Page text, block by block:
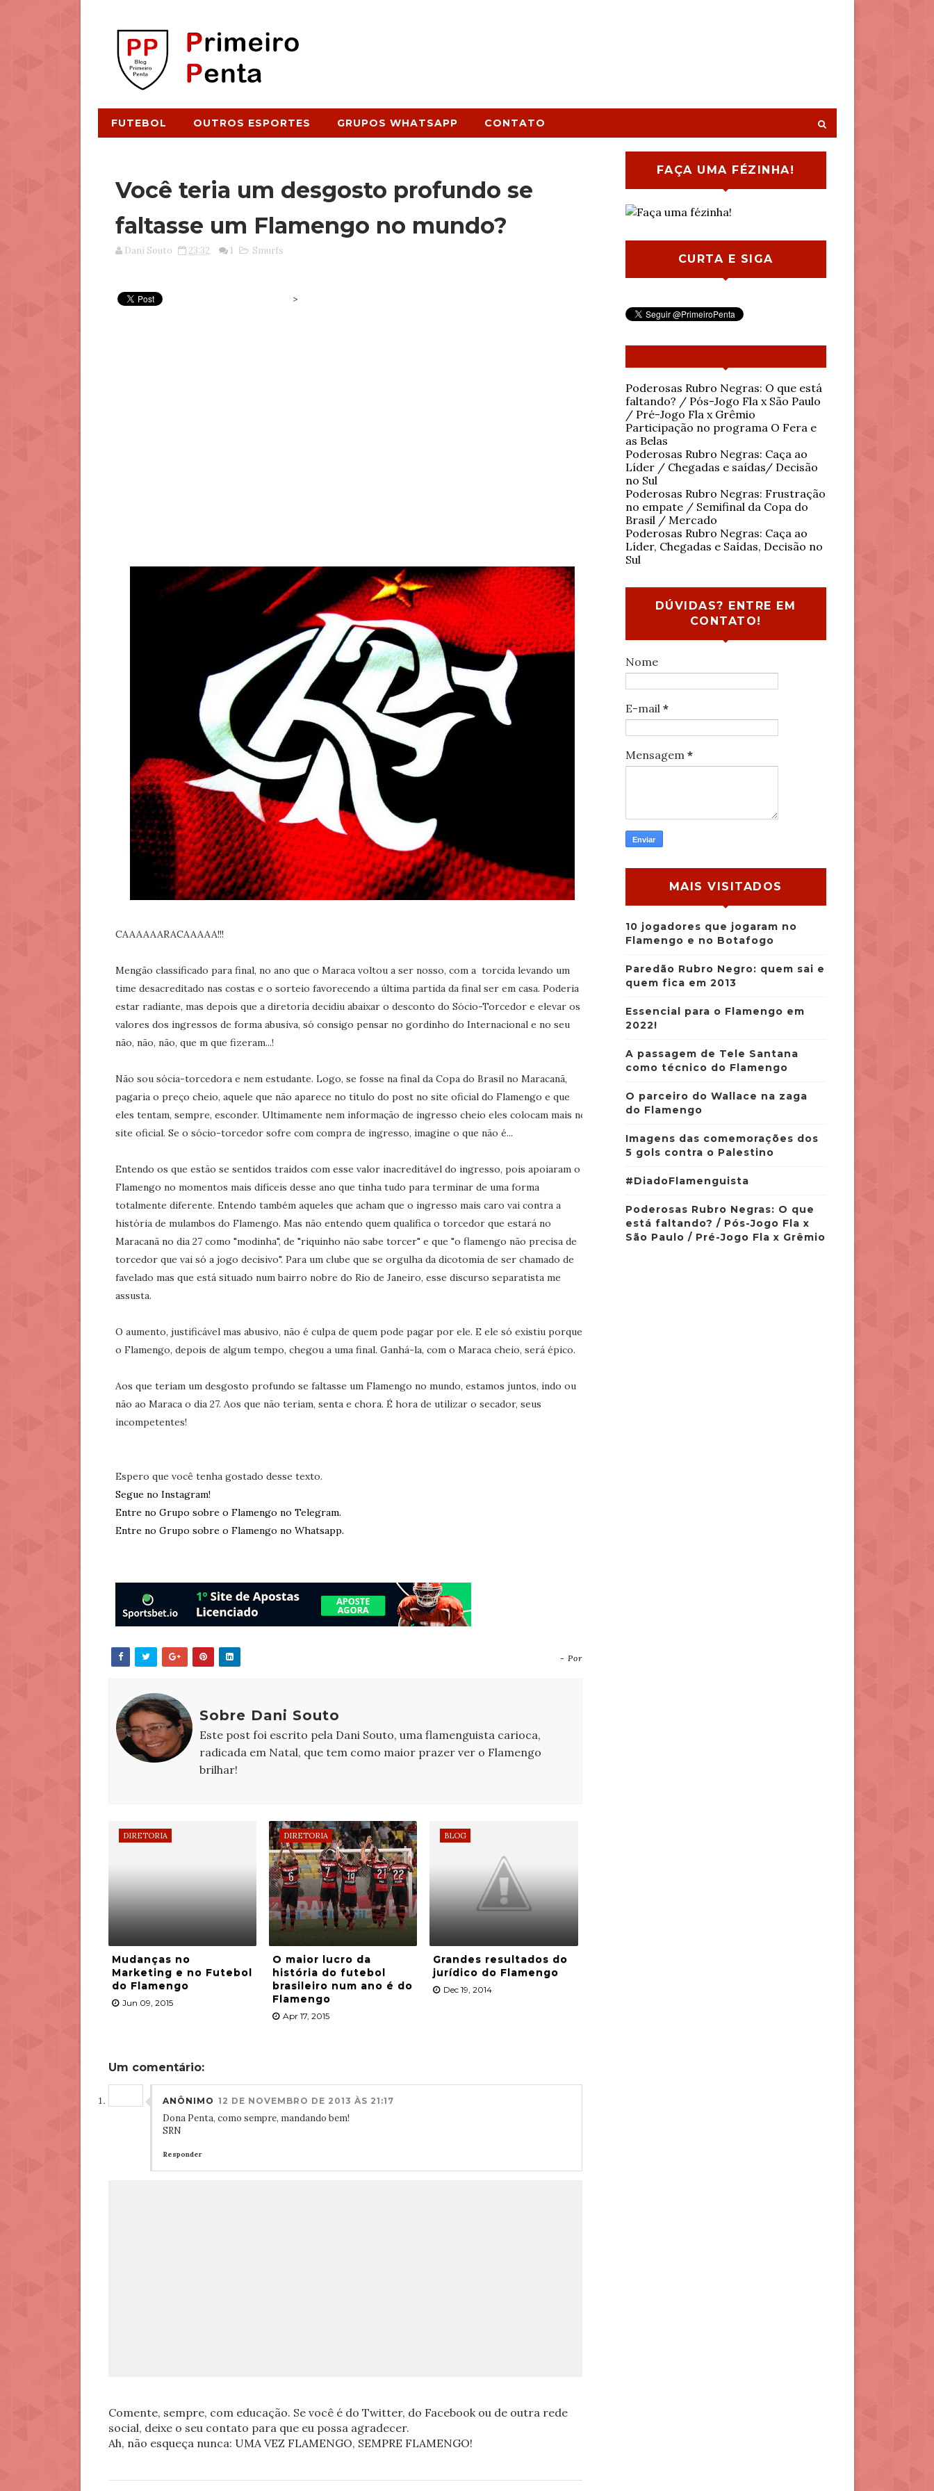
FUTEBOL OUTROS ESPORTES GRUPOS WHATSAPP CONTATO
Você teria um desgosto profundo se
faltasse um Flamengo no mundo?
Dani Souto 23:32 1 Smurfs
>
CAAAAAARACAAAAA!!!
Mengão classificado para final, no ano que o Maraca voltou a ser nosso, com a torcida levando um
time desacreditado nas costas e o sorteio favorecendo a última partida da final ser em casa. Poderia
estar radiante, mas depois que a diretoria decidiu abaixar o desconto do Sócio-Torcedor e elevar os
valores dos ingressos de forma abusiva, só consigo pensar no gordinho do Internacional e no seu
não, não, não, que m que fizeram...!
Não sou sócia-torcedora e nem estudante. Logo, se fosse na final da Copa do Brasil no Maracanã,
pagaria o preço cheio, aquele que não aparece no título do post no site oficial do Flamengo e que
eles tentam, sempre, esconder. Ultimamente nem informação de ingresso cheio eles colocam mais no
site oficial. Se o sócio-torcedor sofre com compra de ingresso, imagine o que não é...
Entendo os que estão se sentidos traídos com esse valor inacreditável do ingresso, pois apoiaram o
Flamengo no momentos mais difíceis desse ano que tinha tudo para terminar de uma forma
totalmente diferente. Entendo também aqueles que acham que o ingresso mais caro vai contra a
história de mulambos do Flamengo. Mas não entendo quem qualifica o torcedor que estará no
Maracanã no dia 27 como "modinha", de "riquinho não sabe torcer" e que "o flamengo não precisa de
torcedor que vai só a jogo decisivo". Para um clube que se orgulha da dicotomia de ser chamado de
favelado mas que está situado num bairro nobre do Rio de Janeiro, esse discurso separatista me
assusta.
O aumento, justificável mas abusivo, não é culpa de quem pode pagar por ele. E ele só existiu porque
o Flamengo, depois de algum tempo, chegou a uma final. Ganhá-la, com o Maraca cheio, será épico.
Aos que teriam um desgosto profundo se faltasse um Flamengo no mundo, estamos juntos, indo ou
não ao Maraca o dia 27. Aos que não teriam, senta e chora. É hora de utilizar o secador, seus
incompetentes!
Espero que você tenha gostado desse texto.
Segue no Instagram!
Entre no Grupo sobre o Flamengo no Telegram.
Entre no Grupo sobre o Flamengo no Whatsapp.
- Por
Sobre Dani Souto
Este post foi escrito pela Dani Souto, uma flamenguista carioca,
radicada em Natal, que tem como maior prazer ver o Flamengo
brilhar!
DIRETORIA
Mudanças no
Marketing e no Futebol
do Flamengo
Jun 09, 2015
DIRETORIA
O maior lucro da
história do futebol
brasileiro num ano é do
Flamengo
Apr 17, 2015
BLOG
Grandes resultados do
jurídico do Flamengo
Dec 19, 2014
Um comentário:
ANÔNIMO 12 DE NOVEMBRO DE 2013 ÀS 21:17
Dona Penta, como sempre, mandando bem!
SRN
Responder
Comente, sempre, com educação. Se você é do Twitter, do Facebook ou de outra rede
social, deixe o seu contato para que eu possa agradecer.
Ah, não esqueça nunca: UMA VEZ FLAMENGO, SEMPRE FLAMENGO!
FAÇA UMA FÉZINHA!
CURTA E SIGA
Poderosas Rubro Negras: O que está
faltando? / Pós-Jogo Fla x São Paulo
/ Pré-Jogo Fla x Grêmio
Participação no programa O Fera e
as Belas
Poderosas Rubro Negras: Caça ao
Líder / Chegadas e saídas/ Decisão
no Sul
Poderosas Rubro Negras: Frustração
no empate / Semifinal da Copa do
Brasil / Mercado
Poderosas Rubro Negras: Caça ao
Líder, Chegadas e Saídas, Decisão no
Sul
DÚVIDAS? ENTRE EM
CONTATO!
Nome
E-mail *
Mensagem *
MAIS VISITADOS
10 jogadores que jogaram no
Flamengo e no Botafogo
Paredão Rubro Negro: quem sai e
quem fica em 2013
Essencial para o Flamengo em
2022!
A passagem de Tele Santana
como técnico do Flamengo
O parceiro do Wallace na zaga
do Flamengo
Imagens das comemorações dos
5 gols contra o Palestino
#DiadoFlamenguista
Poderosas Rubro Negras: O que
está faltando? / Pós-Jogo Fla x
São Paulo / Pré-Jogo Fla x Grêmio